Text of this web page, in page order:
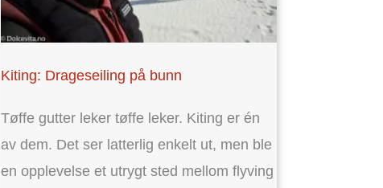
Kiting: Drageseiling på bunn
Tøffe gutter leker tøffe leker. Kiting er én
av dem. Det ser latterlig enkelt ut, men ble
en opplevelse et utrygt sted mellom flyving